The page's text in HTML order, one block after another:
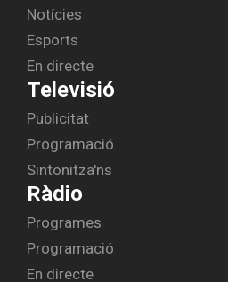
Notícies
Esports
En directe
Televisió
Publicitat
Programació
Sintonitza'ns
Ràdio
Programes
Programació
En directe